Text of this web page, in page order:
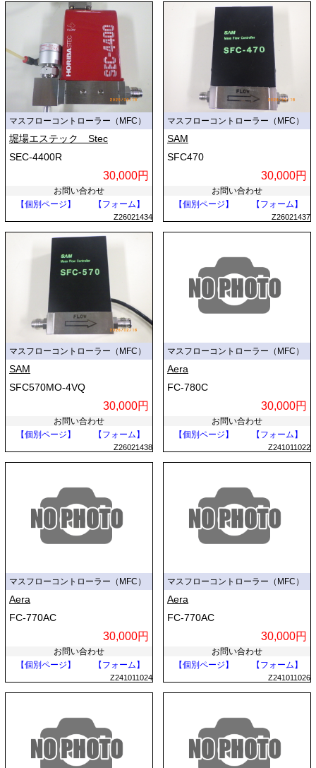
マスフローコントローラー（MFC）
堀場エステック Stec
SEC-4400R
30,000円
お問い合わせ
【個別ページ】
【フォーム】
Z26021434
マスフローコントローラー（MFC）
SAM
SFC470
30,000円
お問い合わせ
【個別ページ】
【フォーム】
Z26021437
マスフローコントローラー（MFC）
SAM
SFC570MO-4VQ
30,000円
お問い合わせ
【個別ページ】
【フォーム】
Z26021438
マスフローコントローラー（MFC）
Aera
FC-780C
30,000円
お問い合わせ
【個別ページ】
【フォーム】
Z241011022
マスフローコントローラー（MFC）
Aera
FC-770AC
30,000円
お問い合わせ
【個別ページ】
【フォーム】
Z241011024
マスフローコントローラー（MFC）
Aera
FC-770AC
30,000円
お問い合わせ
【個別ページ】
【フォーム】
Z241011026